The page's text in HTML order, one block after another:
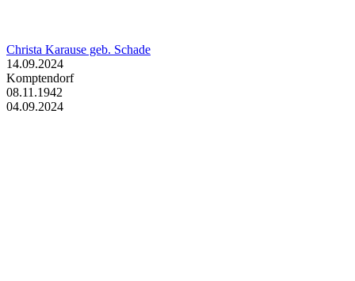
Christa Karause geb. Schade
14.09.2024
Komptendorf
08.11.1942
04.09.2024